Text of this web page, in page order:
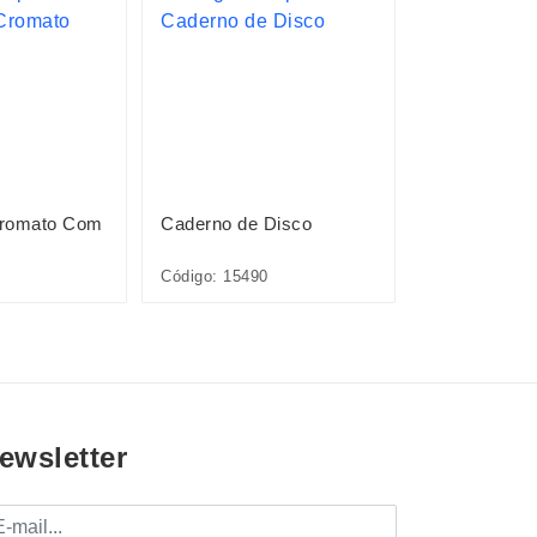
Com Caderno de Disco
Código: 15490